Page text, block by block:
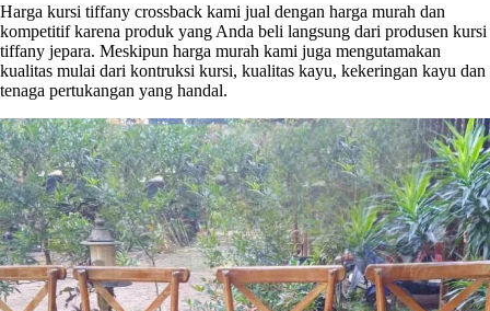
Harga kursi tiffany crossback kami jual dengan harga murah dan
kompetitif karena produk yang Anda beli langsung dari produsen kursi
tiffany jepara. Meskipun harga murah kami juga mengutamakan
kualitas mulai dari kontruksi kursi, kualitas kayu, kekeringan kayu dan
tenaga pertukangan yang handal.